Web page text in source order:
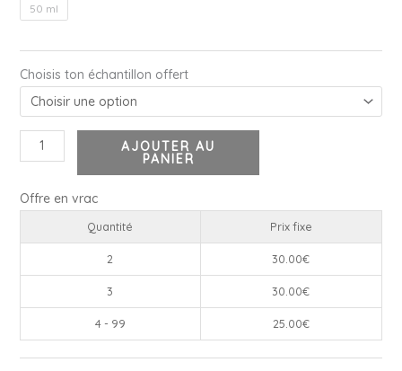
50 ml
Choisis ton échantillon offert
AJOUTER AU
PANIER
Offre en vrac
Quantité Prix fixe
2 30.00€
3 30.00€
4 - 99 25.00€